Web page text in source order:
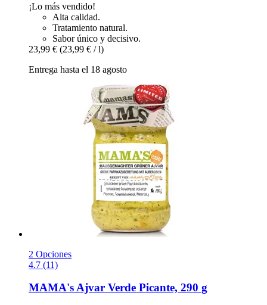
¡Lo más vendido!
Alta calidad.
Tratamiento natural.
Sabor único y decisivo.
23,99 € (23,99 € / l)
Entrega hasta el 18 agosto
2 Opciones
4.7 (11)
MAMA'sAjvar Verde Picante, 290 g